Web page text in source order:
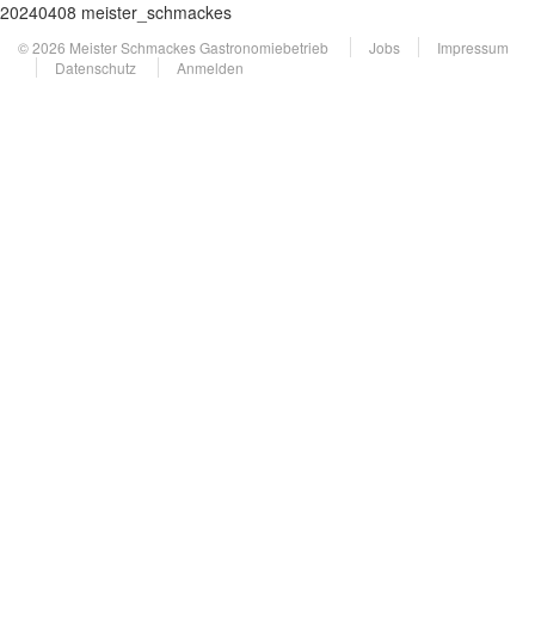
20240408 meister_schmackes
© 2026 Meister Schmackes Gastronomiebetrieb Jobs
Impressum
Datenschutz
Anmelden